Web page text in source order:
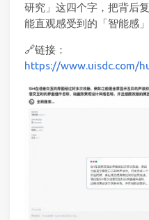
研究」这四个字，把背后
能直观感受到的「智能感
🔗链接：
https://www.uisdc.com/